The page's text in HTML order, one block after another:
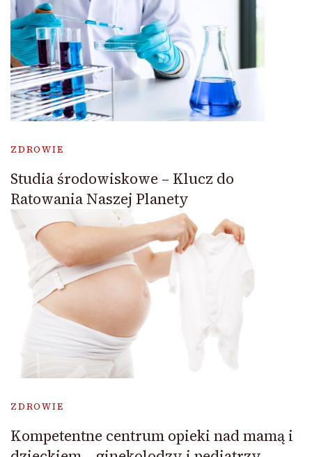
ZDROWIE
Studia środowiskowe – Klucz do
Ratowania Naszej Planety
ZDROWIE
Kompetentne centrum opieki nad mamą i